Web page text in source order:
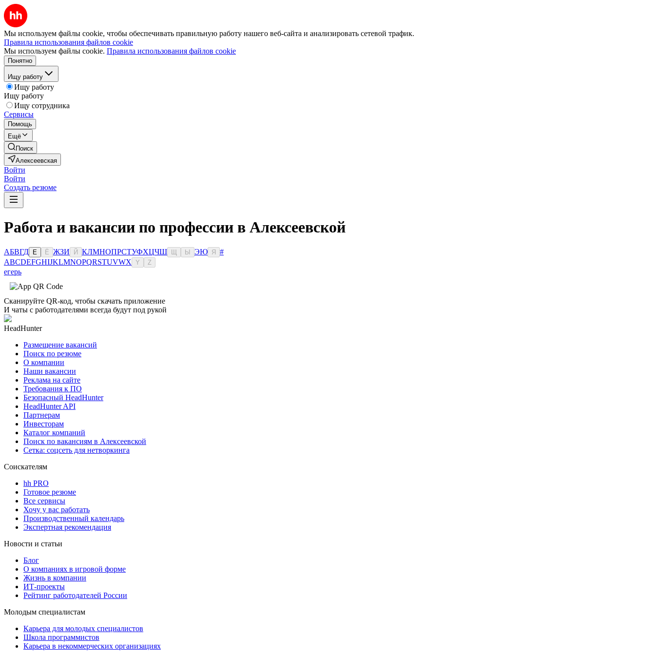
Мы используем файлы cookie, чтобы обеспечивать правильную работу нашего веб-сайта и анализировать сетевой трафик.
Правила использования файлов cookie
Мы используем файлы cookie. Правила использования файлов cookie
Понятно
Ищу работу
Ищу работу
Ищу работу
Ищу сотрудника
Сервисы
Помощь
Ещё
Поиск
Алексеевская
Войти
Войти
Создать резюме
Работа и вакансии по профессии в Алексеевской
АБВГД Е Ё ЖЗИ Й КЛМНОПРСТУФХЦЧШ Ы ЭЮ Я
#
ABCDEFGHIJKLMNOPQRSTUVWX Y Z
егерь
Сканируйте QR-код, чтобы скачать приложение
И чаты с работодателями всегда будут под рукой
HeadHunter
Размещение вакансий
Поиск по резюме
О компании
Наши вакансии
Реклама на сайте
Требования к ПО
Безопасный HeadHunter
HeadHunter API
Партнерам
Инвесторам
Каталог компаний
Поиск по вакансиям в Алексеевской
Сетка: соцсеть для нетворкинга
Соискателям
hh PRO
Готовое резюме
Все сервисы
Хочу у вас работать
Производственный календарь
Экспертная рекомендация
Новости и статьи
Блог
О компаниях в игровой форме
Жизнь в компании
ИТ-проекты
Рейтинг работодателей России
Молодым специалистам
Карьера для молодых специалистов
Школа программистов
Карьера в некоммерческих организациях